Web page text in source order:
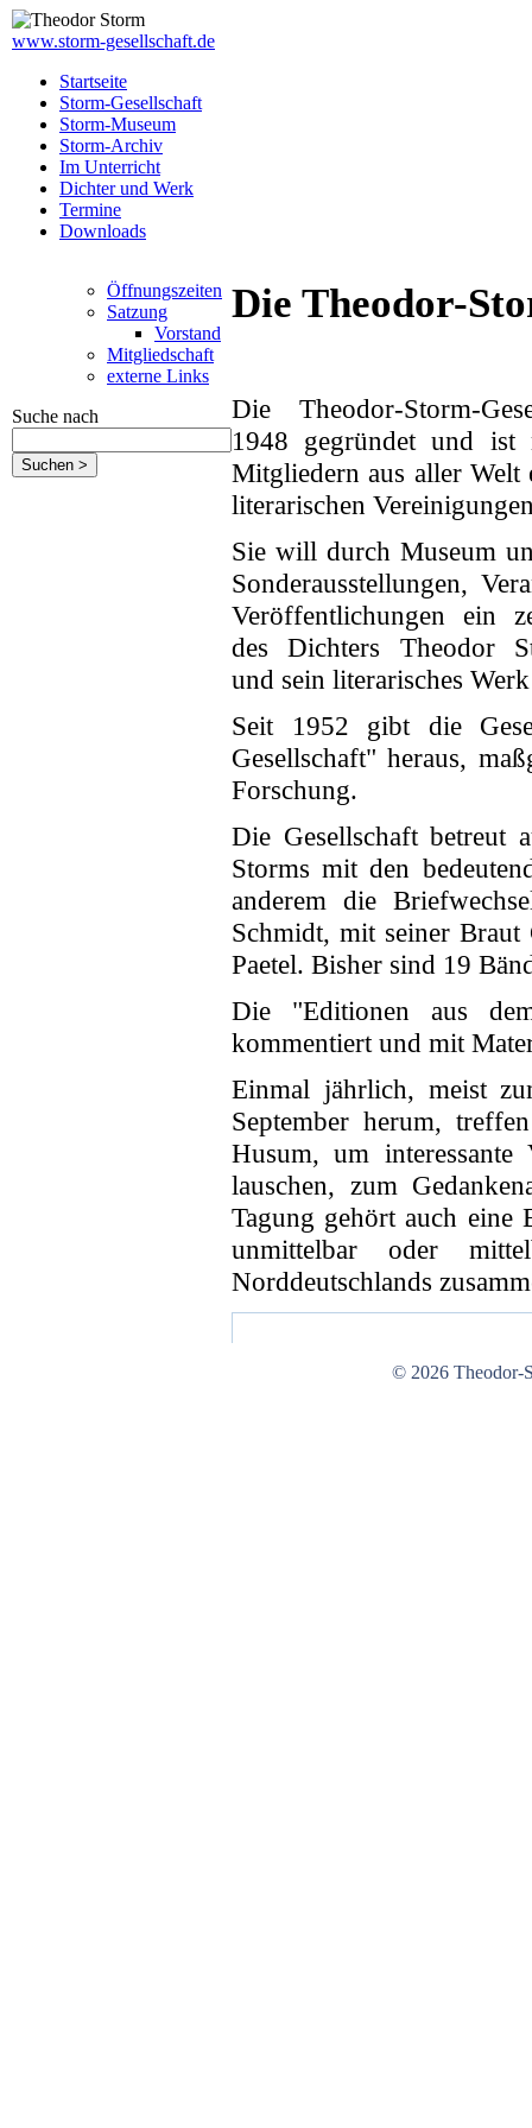
www.storm-gesellschaft.de
Startseite
Storm-Gesellschaft
Storm-Museum
Storm-Archiv
Im Unterricht
Dichter und Werk
Termine
Downloads
Öffnungszeiten
Satzung
Vorstand
Mitgliedschaft
externe Links
Suche nach
Die Theodor-
Die Theodor-Storm-
1948 gegründet und ist
Mitgliedern aus aller Welt
literarischen
Sie will durch Museum
Sonderausstellungen,
Veröffentlichungen ein
des Dichters Theodor
und sein literarisches
Seit 1952 gibt die
Gesellschaft" heraus,
Forschung.
Die Gesellschaft betreut
Storms mit den
anderem die
Schmidt, mit seiner Braut
Paetel. Bisher sind 19
Die "Editionen aus
kommentiert und mit
Einmal jährlich, meist
September herum,
Husum, um interessante
lauschen, zum
Tagung gehört auch eine
unmittelbar oder
Norddeutschlands
© 2026 Theodor-